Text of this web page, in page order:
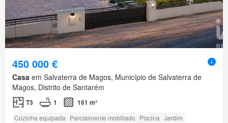
450 000 €
Casa em Salvaterra de Magos, Município de Salvaterra de
Magos, Distrito de Santarém
T3 1 161 m²
Cozinha equipada Parcialmente mobiliado Piscina Jardim